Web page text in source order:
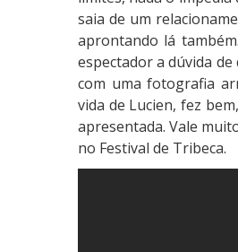
saia de um
aprontando lá
espectador a dúvida
com uma fotografia
vida de Lucien, fez
apresentada. Vale
no Festival de Tribeca.